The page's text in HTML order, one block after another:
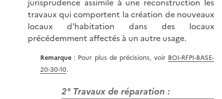
jurisprudence assimile à une reconstruction les
travaux qui comportent la création de nouveaux
locaux d'habitation dans des locaux
précédemment affectés à un autre usage.
Remarque : Pour plus de précisions, voir BOI-RFPI-BASE-
20-30-10.
2° Travaux de réparation :